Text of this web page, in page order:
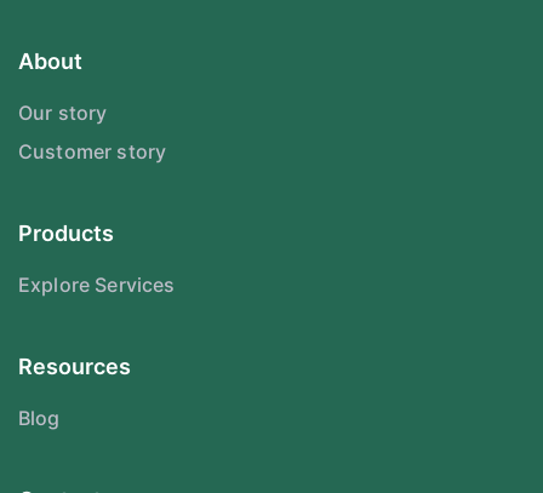
About
Our story
Customer story
Products
Explore Services
Resources
Blog